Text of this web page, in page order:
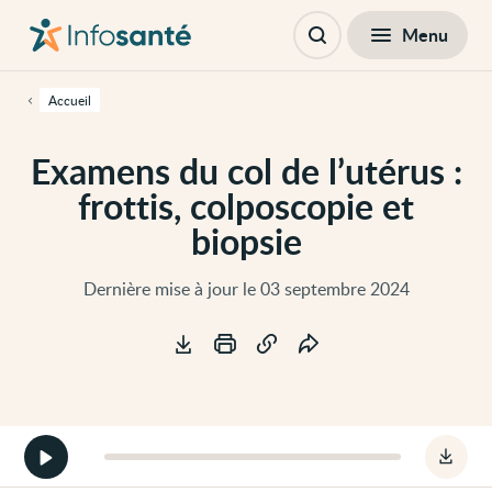
contenu
cette
navigation
Examens du col de l’utérus :
frottis, colposcopie et
biopsie
Dernière mise à jour le 03 septembre 2024
Accueil
principale
Ouvrir Menu
le
Démarrer
la
version
Table des matières Fermer